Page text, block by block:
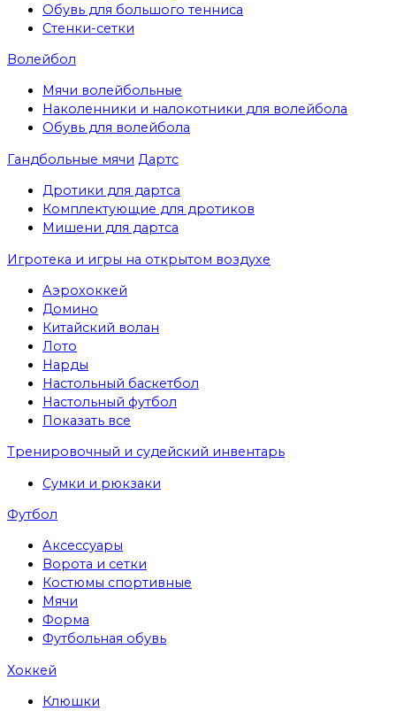
Обувь для большого тенниса
Стенки-сетки
Волейбол
Мячи волейбольные
Наколенники и налокотники для волейбола
Обувь для волейбола
Гандбольные мячи Дартс
Дротики для дартса
Комплектующие для дротиков
Мишени для дартса
Игротека и игры на открытом воздухе
Аэрохоккей
Домино
Китайский волан
Лото
Нарды
Настольный баскетбол
Настольный футбол
Показать все
Тренировочный и судейский инвентарь
Сумки и рюкзаки
Футбол
Аксессуары
Ворота и сетки
Костюмы спортивные
Мячи
Форма
Футбольная обувь
Хоккей
Клюшки